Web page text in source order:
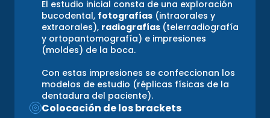
El estudio inicial consta de una exploración
bucodental, fotografías (intraorales y
extraorales), radiografías (telerradiografía
y ortopantomografía) e impresiones
(moldes) de la boca.
Con estas impresiones se confeccionan los
modelos de estudio (réplicas físicas de la
dentadura del paciente).
Colocación de los brackets